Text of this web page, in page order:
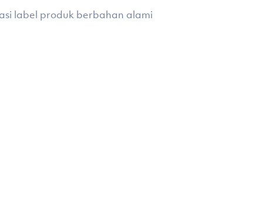
label produk berbahan alami